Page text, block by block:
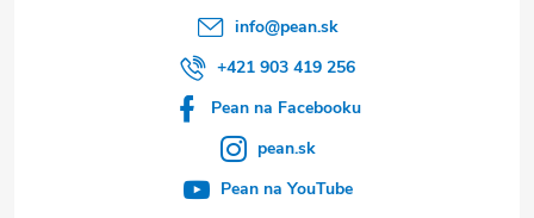
info@pean.sk
+421 903 419 256
Pean na Facebooku
pean.sk
Pean na YouTube